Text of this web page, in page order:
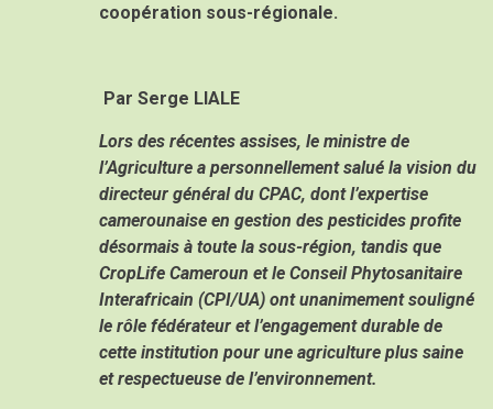
coopération sous-régionale.
Par Serge LIALE
Lors des récentes assises, le ministre de
l’Agriculture a personnellement salué la vision du
directeur général du CPAC, dont l’expertise
camerounaise en gestion des pesticides profite
désormais à toute la sous-région, tandis que
CropLife Cameroun et le Conseil Phytosanitaire
Interafricain (CPI/UA) ont unanimement souligné
le rôle fédérateur et l’engagement durable de
cette institution pour une agriculture plus saine
et respectueuse de l’environnement.